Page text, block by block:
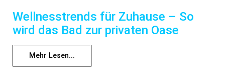
Wellnesstrends für Zuhause – So
wird das Bad zur privaten Oase
Mehr Lesen...